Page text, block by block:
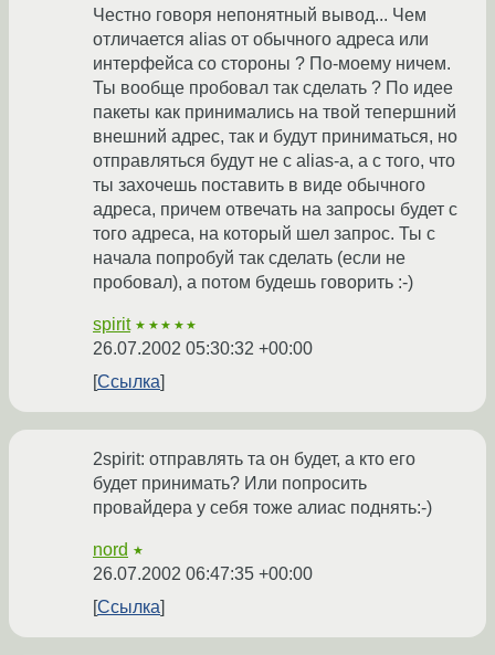
Честно говоря непонятный вывод... Чем
отличается alias от обычного адреса или
интерфейса со стороны ? По-моему ничем.
Ты вообще пробовал так сделать ? По идее
пакеты как принимались на твой тепершний
внешний адрес, так и будут приниматься, но
отправляться будут не с alias-а, а с того, что
ты захочешь поставить в виде обычного
адреса, причем отвечать на запросы будет с
того адреса, на который шел запрос. Ты с
начала попробуй так сделать (если не
пробовал), а потом будешь говорить :-)
spirit ★★★★★
26.07.2002 05:30:32 +00:00
Ссылка
2spirit: отправлять та он будет, а кто его
будет принимать? Или попросить
провайдера у себя тоже алиас поднять:-)
nord ★
26.07.2002 06:47:35 +00:00
Ссылка